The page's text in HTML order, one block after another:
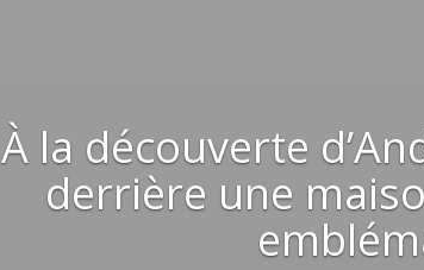
À la découverte
derrière une